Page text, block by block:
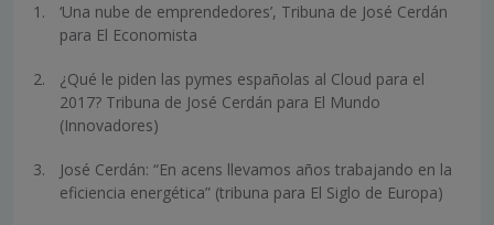
‘Una nube de emprendedores’, Tribuna de José Cerdán
para El Economista
¿Qué le piden las pymes españolas al Cloud para el
2017? Tribuna de José Cerdán para El Mundo
(Innovadores)
José Cerdán: “En acens llevamos años trabajando en la
eficiencia energética” (tribuna para El Siglo de Europa)